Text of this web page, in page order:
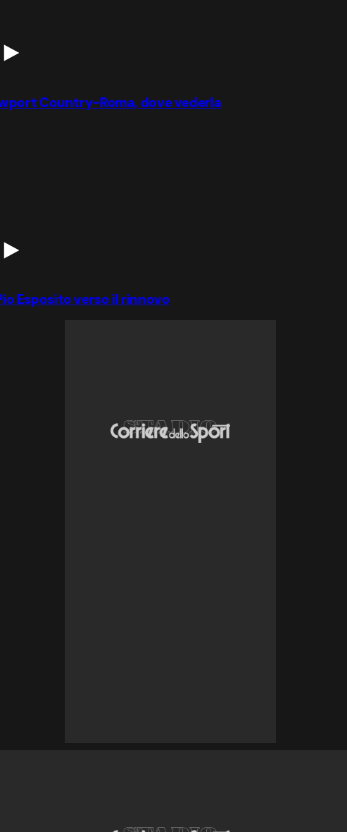
Country-Roma, dove vederla
Esposito verso il rinnovo